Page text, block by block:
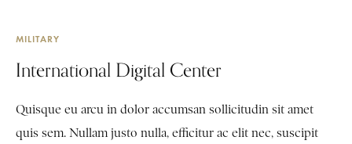
MILITARY
International Digital Center
Quisque eu arcu in dolor accumsan sollicitudin sit amet
quis sem. Nullam justo nulla, efficitur ac elit nec, suscipit